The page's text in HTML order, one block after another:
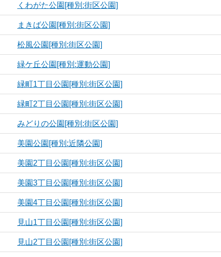
くわがた公園[種別:街区公園]
まきば公園[種別:街区公園]
松風公園[種別:街区公園]
緑ケ丘公園[種別:運動公園]
緑町1丁目公園[種別:街区公園]
緑町2丁目公園[種別:街区公園]
みどりの公園[種別:街区公園]
美園公園[種別:近隣公園]
美園2丁目公園[種別:街区公園]
美園3丁目公園[種別:街区公園]
美園4丁目公園[種別:街区公園]
見山1丁目公園[種別:街区公園]
見山2丁目公園[種別:街区公園]